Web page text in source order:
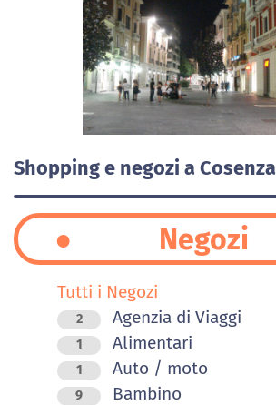
Shopping e negozi a Cosenza
Negozi
Tutti i Negozi
2 Agenzia di Viaggi
1 Alimentari
1 Auto / moto
9 Bambino